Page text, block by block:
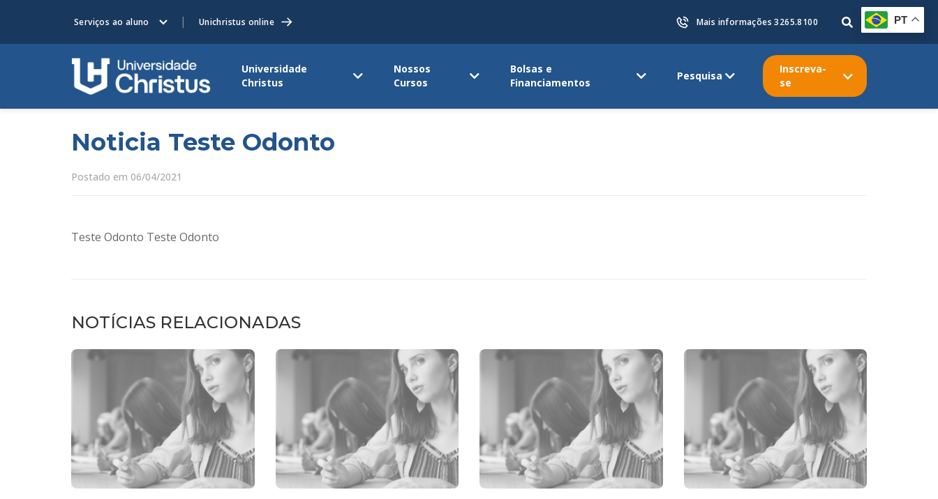
Serviços ao aluno Unichristus online Mais informações 3265.8100
Universidade
Christus
Nossos
Cursos
Bolsas e
Financiamentos
Pesquisa
Inscreva-
se
Noticia Teste Odonto
Postado em 06/04/2021
Teste Odonto Teste Odonto
NOTÍCIAS RELACIONADAS
PT